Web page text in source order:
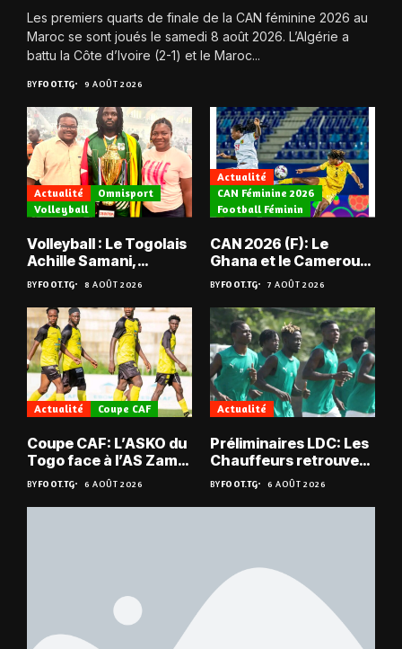
Les premiers quarts de finale de la CAN féminine 2026 au
Maroc se sont joués le samedi 8 août 2026. L’Algérie a
battu la Côte d’Ivoire (2-1) et le Maroc...
BYFOOT.TG 9 AOÛT 2026
Actualité
Omnisport
Volleyball
Volleyball : Le Togolais
Achille Samani,
champion du Bénin !
BYFOOT.TG 8 AOÛT 2026
Actualité
CAN Féminine 2026
Football Féminin
CAN 2026 (F): Le
Ghana et le Cameroun
en quarts
BYFOOT.TG 7 AOÛT 2026
Actualité Coupe CAF
Coupe CAF: L’ASKO du
Togo face à l’AS Zam
du Niger
BYFOOT.TG 6 AOÛT 2026
Actualité
Préliminaires LDC: Les
Chauffeurs retrouvent
les Mimos
BYFOOT.TG 6 AOÛT 2026